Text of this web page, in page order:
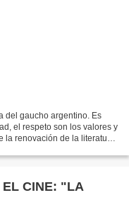
del gaucho argentino. Es
el respeto son los valores y
la renovación de la literatura
EL CINE: "LA